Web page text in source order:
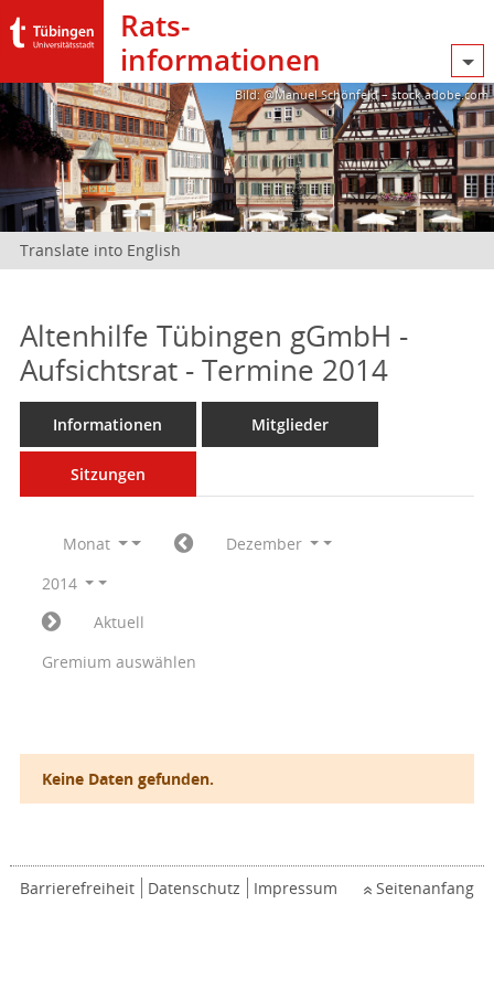
Rats­
informationen
Bild: @Manuel Schönfeld – stock.adobe.com
Translate into English
Altenhilfe Tübingen gGmbH -
Aufsichtsrat - Termine 2014
Informationen Mitglieder
Sitzungen
Monat
Dezember
2014
Aktuell
Gremium auswählen
Keine Daten gefunden.
Barrierefreiheit Datenschutz Impressum Seitenanfang